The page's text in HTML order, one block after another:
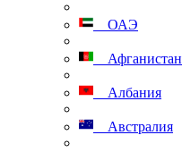
ОАЭ
Афганистан
Албания
Австралия